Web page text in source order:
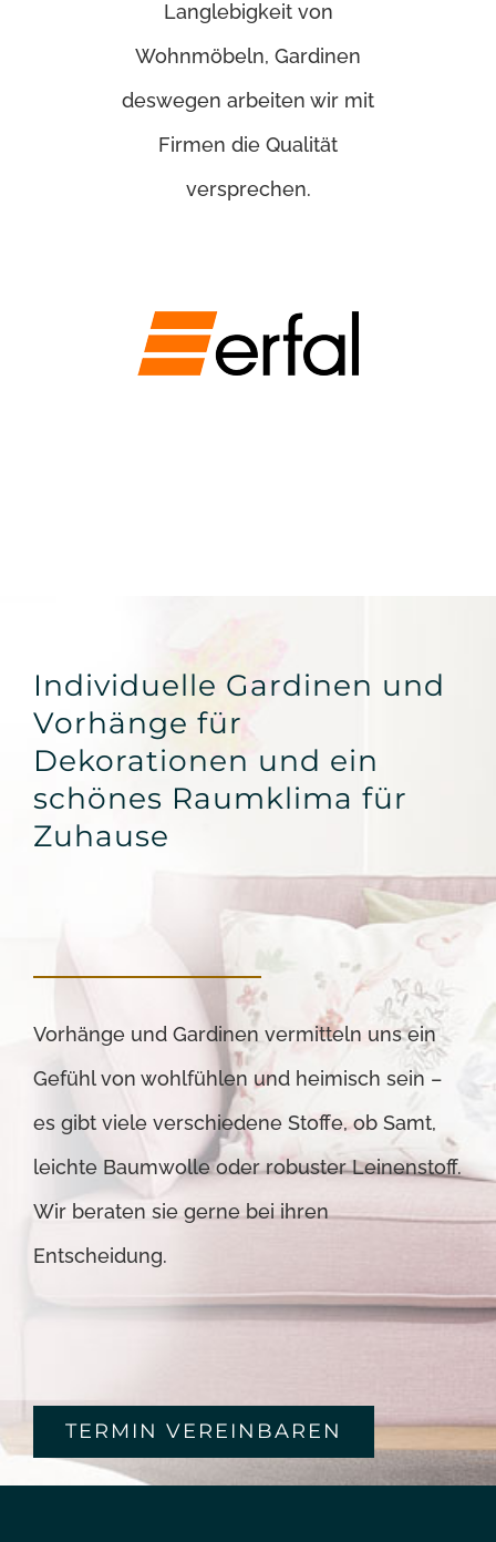
Langlebigkeit von
Wohnmöbeln, Gardinen
deswegen arbeiten wir mit
Firmen die Qualität
versprechen.
Individuelle Gardinen und
Vorhänge für
Dekorationen und ein
schönes Raumklima für
Zuhause
Vorhänge und Gardinen vermitteln uns ein
Gefühl von wohlfühlen und heimisch sein –
es gibt viele verschiedene Stoffe, ob Samt,
leichte Baumwolle oder robuster Leinenstoff.
Wir beraten sie gerne bei ihren
Entscheidung.
TERMIN VEREINBAREN